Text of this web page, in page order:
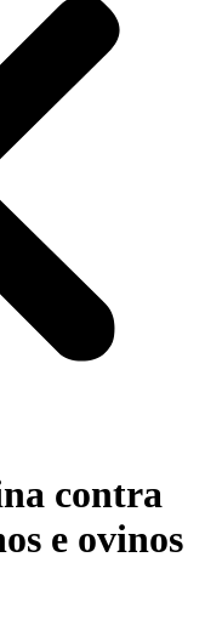
contra
e ovinos